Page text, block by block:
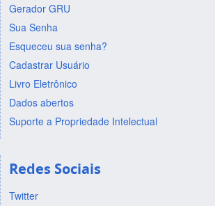
Gerador GRU
Sua Senha
Esqueceu sua senha?
Cadastrar Usuário
Livro Eletrônico
Dados abertos
Suporte a Propriedade Intelectual
Redes Sociais
Twitter